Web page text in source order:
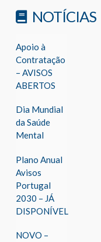
NOTÍCIAS
Apoio à
Contratação
– AVISOS
ABERTOS
Dia Mundial
da Saúde
Mental
Plano Anual
Avisos
Portugal
2030 – JÁ
DISPONÍVEL
NOVO –